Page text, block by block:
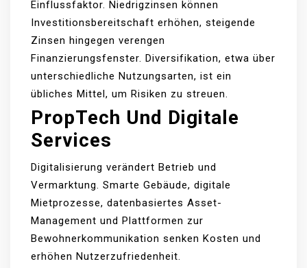
Einflussfaktor. Niedrigzinsen können
Investitionsbereitschaft erhöhen, steigende
Zinsen hingegen verengen
Finanzierungsfenster. Diversifikation, etwa über
unterschiedliche Nutzungsarten, ist ein
übliches Mittel, um Risiken zu streuen.
PropTech Und Digitale
Services
Digitalisierung verändert Betrieb und
Vermarktung. Smarte Gebäude, digitale
Mietprozesse, datenbasiertes Asset-
Management und Plattformen zur
Bewohnerkommunikation senken Kosten und
erhöhen Nutzerzufriedenheit.